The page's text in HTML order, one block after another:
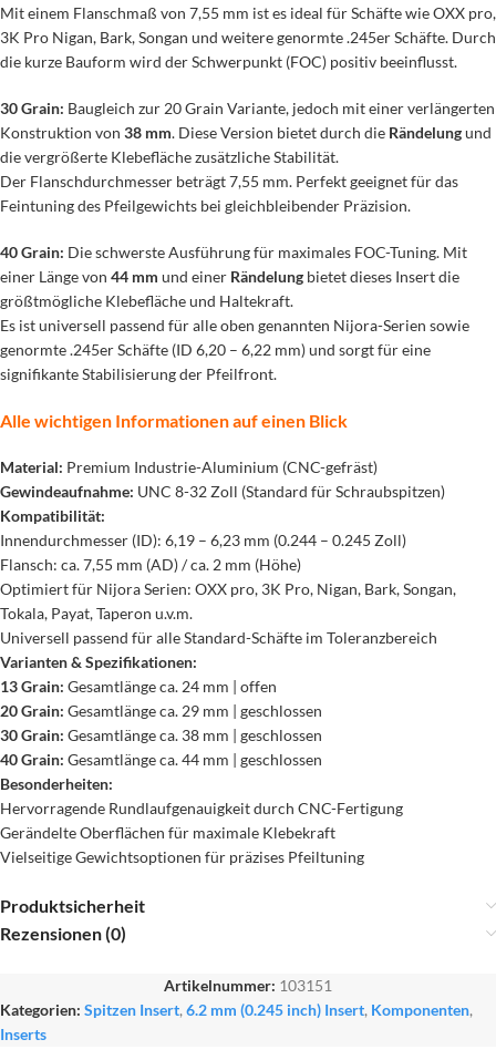
Mit einem Flanschmaß von 7,55 mm ist es ideal für Schäfte wie OXX pro,
3K Pro Nigan, Bark, Songan und weitere genormte .245er Schäfte. Durch
die kurze Bauform wird der Schwerpunkt (FOC) positiv beeinflusst.
30 Grain: Baugleich zur 20 Grain Variante, jedoch mit einer verlängerten
Konstruktion von 38 mm. Diese Version bietet durch die Rändelungund
die vergrößerte Klebefläche zusätzliche Stabilität.
Der Flanschdurchmesser beträgt 7,55 mm. Perfekt geeignet für das
Feintuning des Pfeilgewichts bei gleichbleibender Präzision.
40 Grain: Die schwerste Ausführung für maximales FOC-Tuning. Mit
einer Länge von 44 mm und einer Rändelung bietet dieses Insert die
größtmögliche Klebefläche und Haltekraft.
Es ist universell passend für alle oben genannten Nijora-Serien sowie
genormte .245er Schäfte (ID 6,20 – 6,22 mm) und sorgt für eine
signifikante Stabilisierung der Pfeilfront.
Alle wichtigen Informationen auf einen Blick
Material: Premium Industrie-Aluminium (CNC-gefräst)
Gewindeaufnahme: UNC 8-32 Zoll (Standard für Schraubspitzen)
Kompatibilität:
Innendurchmesser (ID): 6,19 – 6,23 mm (0.244 – 0.245 Zoll)
Flansch: ca. 7,55 mm (AD) / ca. 2 mm (Höhe)
Optimiert für Nijora Serien: OXX pro, 3K Pro, Nigan, Bark, Songan,
Tokala, Payat, Taperon u.v.m.
Universell passend für alle Standard-Schäfte im Toleranzbereich
Varianten & Spezifikationen:
13 Grain: Gesamtlänge ca. 24 mm | offen
20 Grain: Gesamtlänge ca. 29 mm | geschlossen
30 Grain: Gesamtlänge ca. 38 mm | geschlossen
40 Grain: Gesamtlänge ca. 44 mm | geschlossen
Besonderheiten:
Hervorragende Rundlaufgenauigkeit durch CNC-Fertigung
Gerändelte Oberflächen für maximale Klebekraft
Vielseitige Gewichtsoptionen für präzises Pfeiltuning
Produktsicherheit
Rezensionen (0)
Artikelnummer: 103151
Kategorien: Spitzen Insert, 6.2 mm (0.245 inch) Insert, Komponenten,
Inserts